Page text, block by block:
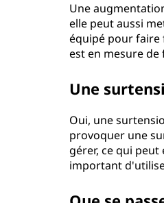
Une
elle peut aussi
équipé pour faire
est en mesure de
Une
Oui, une
provoquer une
gérer, ce qui
important